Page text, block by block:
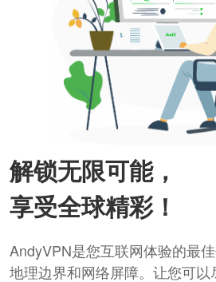
解锁无限可能，
享受全球精彩！
AndyVPN是您互联网体验的最
地理边界和网络屏障。让您可